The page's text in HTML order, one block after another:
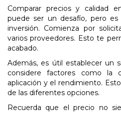
Comparar precios y calidad
puede ser un desafío, pero
inversión. Comienza por
varios proveedores. Esto te
acabado.
Además, es útil establecer un
considere factores como la
aplicación y el rendimiento.
de las diferentes opciones.
Recuerda que el precio no